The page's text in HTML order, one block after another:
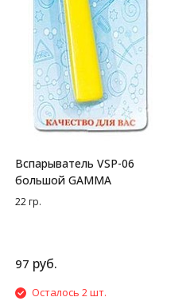
Вспарыватель VSP-06
большой GAMMA
22 гр.
97 руб.
Осталось 2 шт.